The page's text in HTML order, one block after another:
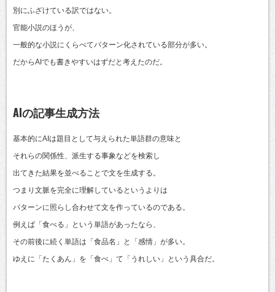
別にふざけている訳ではない。
官能小説のほうが、
一般的な小説にくらべてパターン化されている部分が多い。
だからAIでも書きやすいはずだと考えたのだ。
AIの記事生成方法
基本的にAIは題目として与えられた単語群の意味と
それらの関係性、派生する事象などを検索し
出てきた結果を並べることで文を生成する。
つまり文脈を完全に理解しているというよりは
パターンに照らし合わせて文を作っているのである。
例えば「食べる」という単語があったなら、
その前後に続く単語は「食品名」と「感情」が多い。
ゆえに「たくあん」を「食べ」て「うれしい」という具合だ。